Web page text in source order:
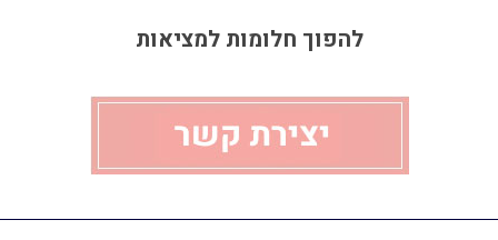
להפוך חלומות למציאות